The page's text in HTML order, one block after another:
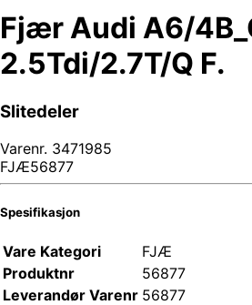
Fjær Audi A6/
2.5Tdi/2.7T/Q F.
Slitedeler
Varenr. 3471985
FJÆ56877
Spesifikasjon
Vare Kategori
FJÆ
Produktnr
56877
Leverandør Varenr 56877